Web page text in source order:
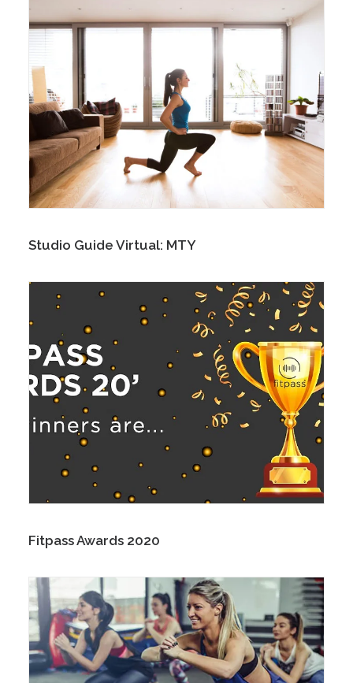
Studio Guide Virtual: MTY
Fitpass Awards 2020